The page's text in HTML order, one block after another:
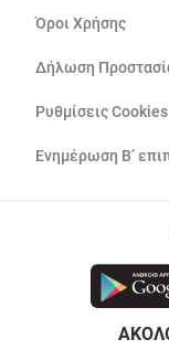
Όροι Χρήσης
Δήλωση
Ρυθμίσεις Cookies
Ενημέρωση Β’